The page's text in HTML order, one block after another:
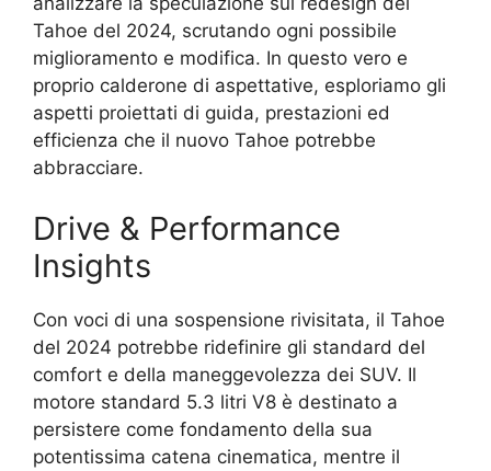
Tahoe del 2024, scrutando ogni possibile
miglioramento e modifica. In questo vero e
proprio calderone di aspettative, esploriamo gli
aspetti proiettati di guida, prestazioni ed
efficienza che il nuovo Tahoe potrebbe
abbracciare.
Drive & Performance
Insights
Con voci di una sospensione rivisitata, il Tahoe
del 2024 potrebbe ridefinire gli standard del
comfort e della maneggevolezza dei SUV. Il
motore standard 5.3 litri V8 è destinato a
persistere come fondamento della sua
potentissima catena cinematica, mentre il